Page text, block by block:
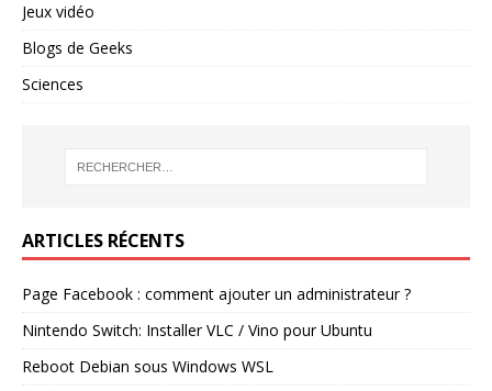
Jeux vidéo
Blogs de Geeks
Sciences
ARTICLES RÉCENTS
Page Facebook : comment ajouter un administrateur ?
Nintendo Switch: Installer VLC / Vino pour Ubuntu
Reboot Debian sous Windows WSL